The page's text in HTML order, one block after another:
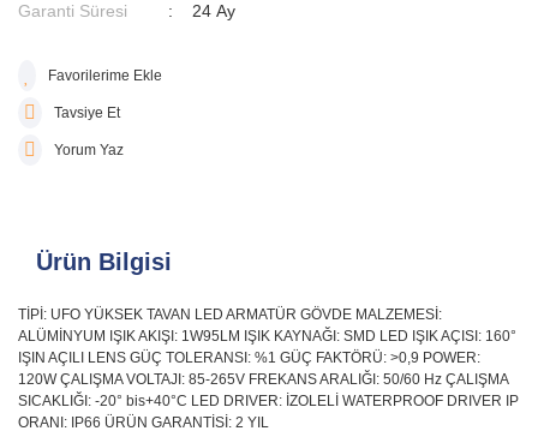
Garanti Süresi
24 Ay
Tavsiye Et
Yorum Yaz
Ürün Bilgisi
TİPİ: UFO YÜKSEK TAVAN LED ARMATÜR GÖVDE MALZEMESİ:
ALÜMİNYUM IŞIK AKIŞI: 1W95LM IŞIK KAYNAĞI: SMD LED IŞIK AÇISI: 160°
IŞIN AÇILI LENS GÜÇ TOLERANSI: %1 GÜÇ FAKTÖRÜ: >0,9 POWER:
120W ÇALIŞMA VOLTAJI: 85-265V FREKANS ARALIĞI: 50/60 Hz ÇALIŞMA
SICAKLIĞI: -20° bis+40°C LED DRIVER: İZOLELİ WATERPROOF DRIVER IP
ORANI: IP66 ÜRÜN GARANTİSİ: 2 YIL